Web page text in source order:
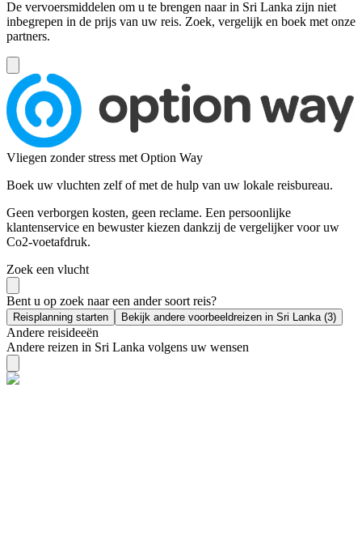
De vervoersmiddelen om u te brengen naar in Sri Lanka zijn niet
inbegrepen in de prijs van uw reis. Zoek, vergelijk en boek met onze
partners.
Vliegen zonder stress met Option Way
Boek uw vluchten zelf of met de hulp van uw lokale reisbureau.
Geen verborgen kosten, geen reclame. Een persoonlijke
klantenservice en bewuster kiezen dankzij de vergelijker voor uw
Co2-voetafdruk.
Zoek een vlucht
Bent u op zoek naar een ander soort reis?
Reisplanning starten Bekijk andere voorbeeldreizen in Sri Lanka (3)
Andere reisideeën
Andere reizen in Sri Lanka volgens uw wensen